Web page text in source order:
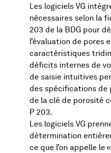
Les logiciels VG
nécessaires selon la
203 de la BDG pour
l’évaluation de pores
caractéristiques
déficits internes de
de saisie intuitives
des spécifications de
de la clé de porosité
P 203.
Les logiciels VG
détermination
ce que l’on appelle le